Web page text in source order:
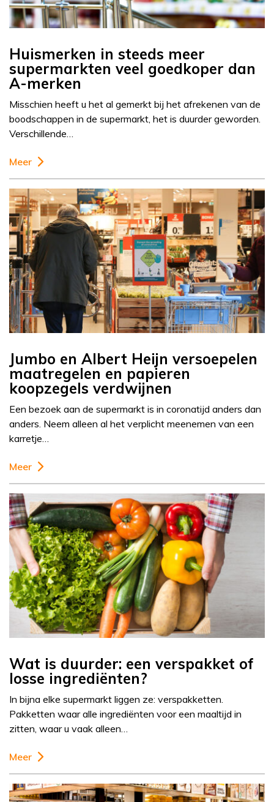
Huismerken in steeds meer
supermarkten veel goedkoper dan
A-merken
Misschien heeft u het al gemerkt bij het afrekenen van de
boodschappen in de supermarkt, het is duurder geworden.
Verschillende…
Meer
Jumbo en Albert Heijn versoepelen
maatregelen en papieren
koopzegels verdwijnen
Een bezoek aan de supermarkt is in coronatijd anders dan
anders. Neem alleen al het verplicht meenemen van een
karretje…
Meer
Wat is duurder: een verspakket of
losse ingrediënten?
In bijna elke supermarkt liggen ze: verspakketten.
Pakketten waar alle ingrediënten voor een maaltijd in
zitten, waar u vaak alleen…
Meer